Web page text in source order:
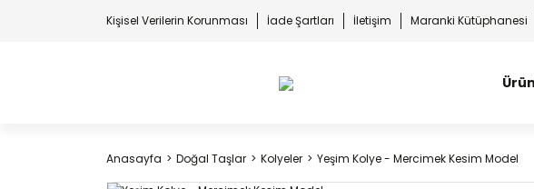
Kişisel Verilerin Korunması İade Şartları İletişim Maranki Kütüphanesi
Anasayfa Doğal Taşlar Kolyeler Yeşim Kolye - Mercimek Kesim Model